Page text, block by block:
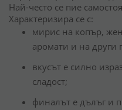
Най-често се пие
Характеризира се с:
мирис на копър,
аромати и на други
вкусът е силно
сладост;
финалът е дълъг и